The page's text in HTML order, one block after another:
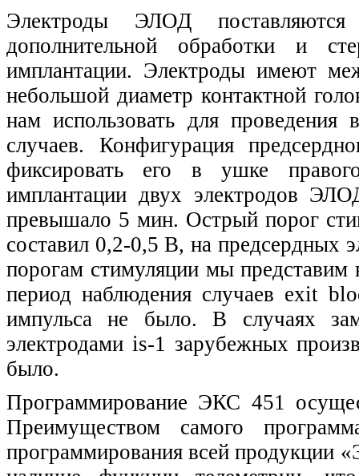
Электроды ЭЛОД
дополнительной обработки и
имплантации. Электроды имеют
небольшой диаметр контактной
нам использовать для
случаев. Конфигурация
фиксировать его в ушке
имплантации двух электродов
превышало 5 мин. Острый порог
составил 0,2-0,5 В, на предсердных
порогам стимуляции мы
период наблюдения случаев exit
импульса не было. В случаях
электродами is-1 зарубежных
было.
Программирование ЭКС 451
Преимуществом самого
программирования всей